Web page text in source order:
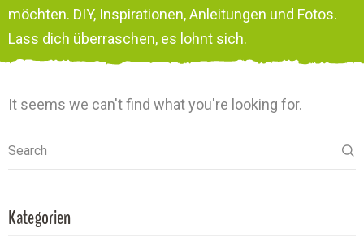
möchten. DIY, Inspirationen, Anleitungen und Fotos.
Lass dich überraschen, es lohnt sich.
It seems we can't find what you're looking for.
Search
Kategorien